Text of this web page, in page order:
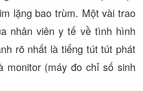
lặng bao trùm. Một vài trao
nhân viên y tế về tình hình
rõ nhất là tiếng tút tút phát
monitor (máy đo chỉ số sinh